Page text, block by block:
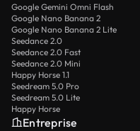
Google Gemini Omni Flash
Google Nano Banana 2
Google Nano Banana 2 Lite
Seedance 2.0
Seedance 2.0 Fast
Seedance 2.0 Mini
Happy Horse 1.1
Seedream 5.0 Pro
Seedream 5.0 Lite
Happy Horse
Entreprise